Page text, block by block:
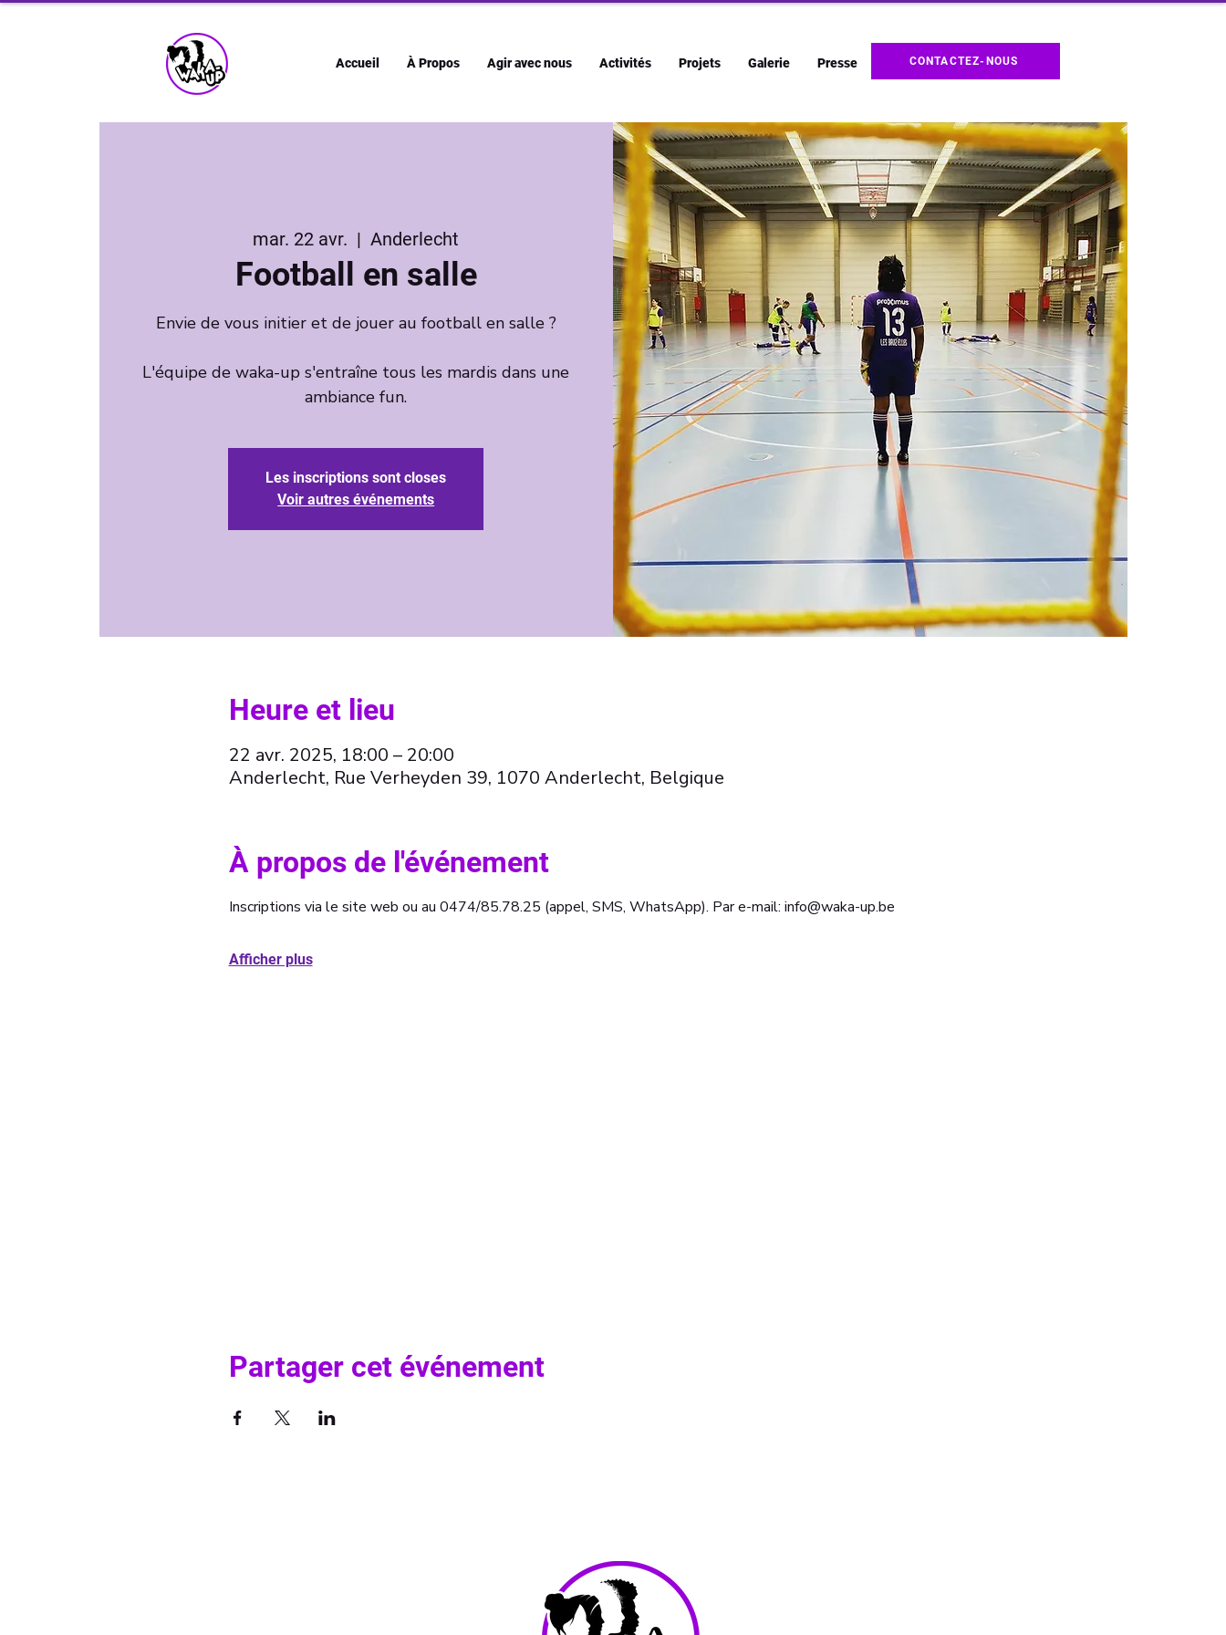
Accueil À Propos Agir avec nous Activités Projets Galerie Presse CONTACTEZ-NOUS
mar. 22 avr.
  |
Anderlecht
Football en salle
Envie de vous initier et de jouer au football en salle ?
L'équipe de waka-up s'entraîne tous les mardis dans une
Les inscriptions sont closes
Voir autres événements
Heure et lieu
22 avr. 2025, 18:00 – 20:00
Anderlecht, Rue Verheyden 39, 1070 Anderlecht, Belgique
À propos de l'événement
Inscriptions via le site web ou au 0474/85.78.25 (appel, SMS, WhatsApp). Par e-mail: info@waka-up.be
Afficher plus
Partager cet événement